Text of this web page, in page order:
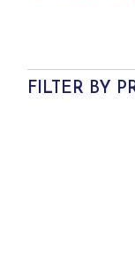
FILTER BY